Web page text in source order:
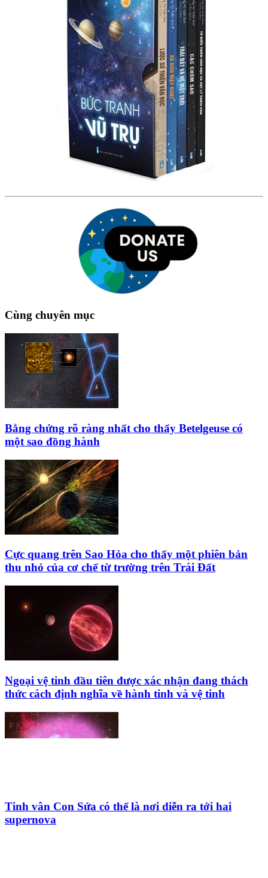
Cùng chuyên mục
Bằng chứng rõ ràng nhất cho thấy Betelgeuse có
một sao đồng hành
Cực quang trên Sao Hỏa cho thấy một phiên bản
thu nhỏ của cơ chế từ trường trên Trái Đất
Ngoại vệ tinh đầu tiên được xác nhận đang thách
thức cách định nghĩa về hành tinh và vệ tinh
Tinh vân Con Sứa có thể là nơi diễn ra tới hai
supernova